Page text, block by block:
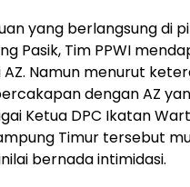
yang berlangsung di
Pasik, Tim PPWI
Namun menurut
dengan AZ
Ketua DPC Ikatan
Timur tersebut
bernada intimidasi.